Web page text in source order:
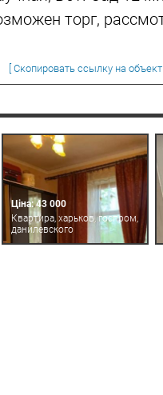
торг,
[ Скопировать ссылку на объект ]
Ціна: 43 000
Квартира, харьков, госпром,
данилевского